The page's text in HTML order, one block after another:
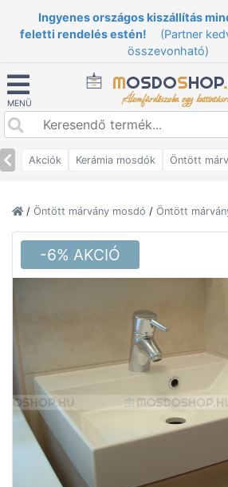
Ingyenes országos kiszállítás
feletti rendelés estén!
(Partner
összevonható)
MENÜ
MOSDOSHOP.
Álomfürdőszoba egy
Akciók Kerámia mosdók Öntött
/ Öntött márvány mosdó / Öntött
-6% AKCIÓ